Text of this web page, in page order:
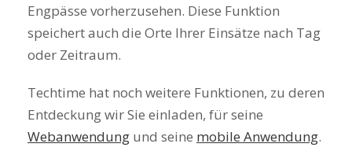
Engpässe vorherzusehen. Diese Funktion
speichert auch die Orte Ihrer Einsätze nach Tag
oder Zeitraum.
Techtime hat noch weitere Funktionen, zu deren
Entdeckung wir Sie einladen, für seine
Webanwendung und seine mobile Anwendung.